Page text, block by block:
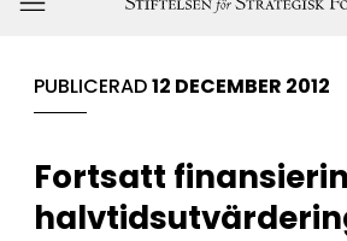
innehåll
PUBLICERAD12 DECEMBER 2012
Fortsatt